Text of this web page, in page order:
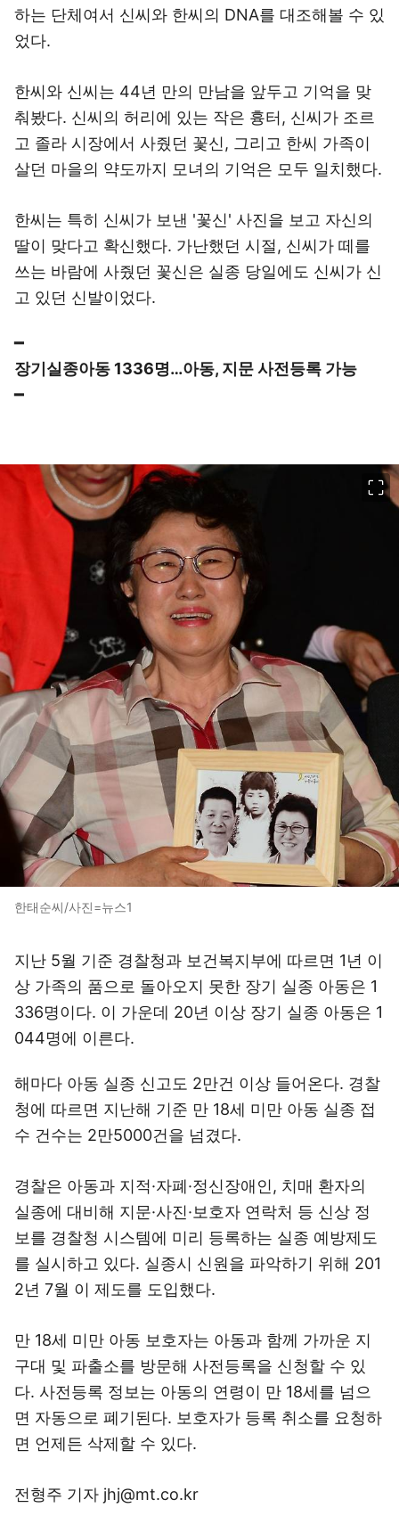
하는 단체여서 신씨와 한씨의 DNA를 대조해볼 수 있
었다.
한씨와 신씨는 44년 만의 만남을 앞두고 기억을 맞
춰봤다. 신씨의 허리에 있는 작은 흉터, 신씨가 조르
고 졸라 시장에서 사줬던 꽃신, 그리고 한씨 가족이
살던 마을의 약도까지 모녀의 기억은 모두 일치했다.
한씨는 특히 신씨가 보낸 '꽃신' 사진을 보고 자신의
딸이 맞다고 확신했다. 가난했던 시절, 신씨가 떼를
쓰는 바람에 사줬던 꽃신은 실종 당일에도 신씨가 신
고 있던 신발이었다.
━
장기실종아동 1336명…아동, 지문 사전등록 가능
━
한태순씨/사진=뉴스1
지난 5월 기준 경찰청과 보건복지부에 따르면 1년 이
상 가족의 품으로 돌아오지 못한 장기 실종 아동은 1
336명이다. 이 가운데 20년 이상 장기 실종 아동은 1
044명에 이른다.
해마다 아동 실종 신고도 2만건 이상 들어온다. 경찰
청에 따르면 지난해 기준 만 18세 미만 아동 실종 접
수 건수는 2만5000건을 넘겼다.
경찰은 아동과 지적·자폐·정신장애인, 치매 환자의
실종에 대비해 지문·사진·보호자 연락처 등 신상 정
보를 경찰청 시스템에 미리 등록하는 실종 예방제도
를 실시하고 있다. 실종시 신원을 파악하기 위해 201
2년 7월 이 제도를 도입했다.
만 18세 미만 아동 보호자는 아동과 함께 가까운 지
구대 및 파출소를 방문해 사전등록을 신청할 수 있
다. 사전등록 정보는 아동의 연령이 만 18세를 넘으
면 자동으로 폐기된다. 보호자가 등록 취소를 요청하
면 언제든 삭제할 수 있다.
전형주 기자 jhj@mt.co.kr